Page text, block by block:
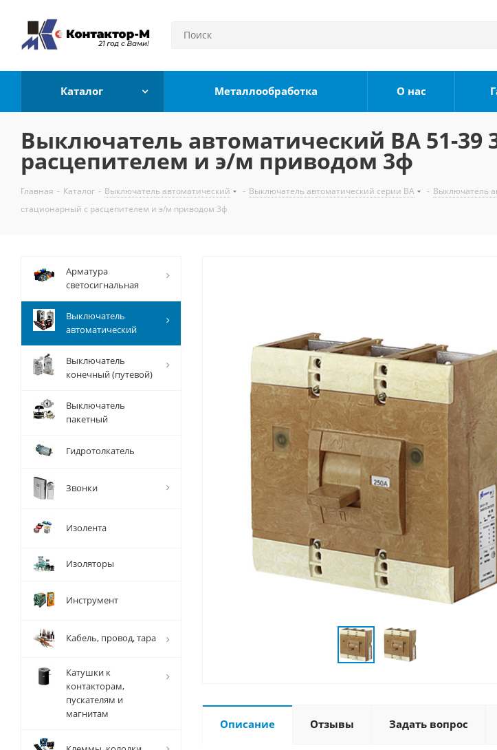
Каталог Металлообработка О нас
Выключатель автоматический ВА 51-39
расцепителем и э/м приводом 3ф
Главная - Каталог - Выключатель автоматический - Выключатель автоматический серии ВА - Выключатель
стационарный с расцепителем и э/м приводом 3ф
Описание Отзывы Задать вопрос
Арматура
светосигнальная
Выключатель
автоматический
Выключатель
конечный (путевой)
Выключатель
пакетный
Гидротолкатель
Звонки
Изолента
Изоляторы
Инструмент
Кабель, провод, тара
Катушки к
контакторам,
пускателям и
магнитам